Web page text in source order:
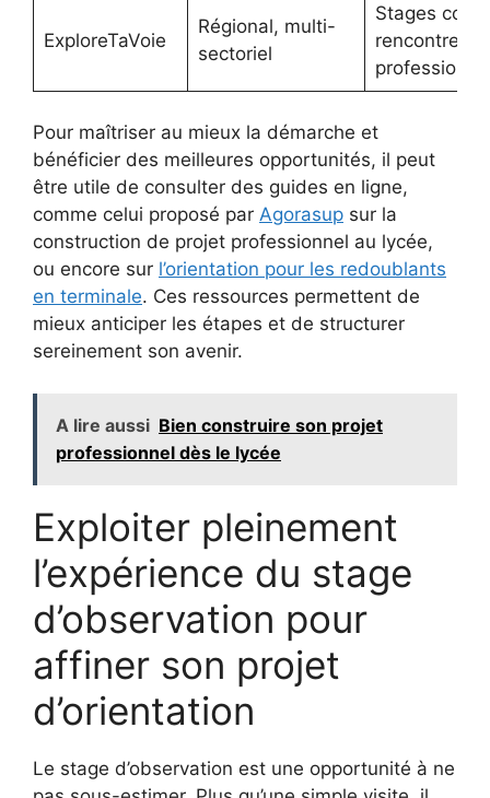
ExploreTaVoie
Régional, multi-
sectoriel
Stages
rencontres
Pour maîtriser au mieux la démarche et
bénéficier des meilleures opportunités, il peut
être utile de consulter des guides en ligne,
comme celui proposé par Agorasup sur la
construction de projet professionnel au lycée,
ou encore sur l’orientation pour les redoublants
en terminale. Ces ressources permettent de
mieux anticiper les étapes et de structurer
sereinement son avenir.
A lire aussi Bien construire son projet
professionnel dès le lycée
Exploiter pleinement
l’expérience du stage
d’observation pour
affiner son projet
d’orientation
Le stage d’observation est une opportunité à ne